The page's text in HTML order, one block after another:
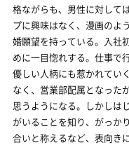
格ながらも、男性に対して
プに興味はなく、漫画のよ
婚願望を持っている。入社
めに一目惚れする。仕事で
優しい人柄にも惹かれてい
なく、営業部配属となった
思うようになる。しかしは
がいることを知り、がっか
合いと称えるなど、表向き